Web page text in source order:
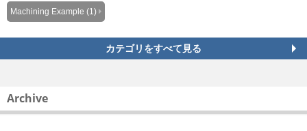
Machining Example (1)
カテゴリをすべて見る
Archive